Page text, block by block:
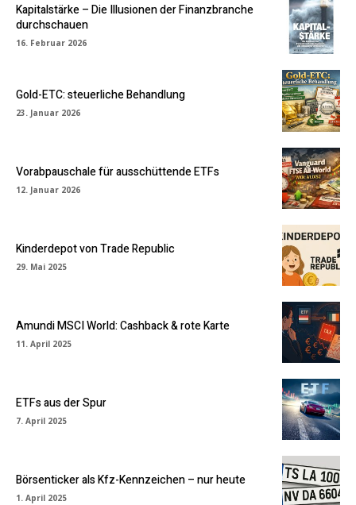
Kapitalstärke – Die Illusionen der Finanzbranche
durchschauen
16. Februar 2026
Gold-ETC: steuerliche Behandlung
23. Januar 2026
Vorabpauschale für ausschüttende ETFs
12. Januar 2026
Kinderdepot von Trade Republic
29. Mai 2025
Amundi MSCI World: Cashback & rote Karte
11. April 2025
ETFs aus der Spur
7. April 2025
Börsenticker als Kfz-Kennzeichen – nur heute
1. April 2025